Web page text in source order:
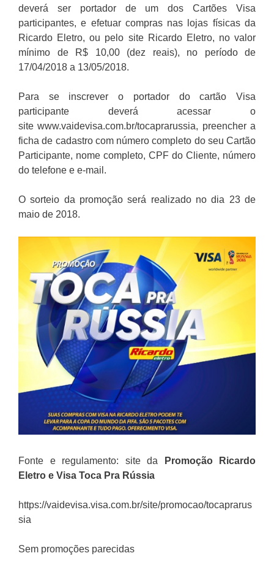
deverá ser portador de um dos Cartões Visa
participantes, e efetuar compras nas lojas físicas da
Ricardo Eletro, ou pelo site Ricardo Eletro, no valor
mínimo de R$ 10,00 (dez reais), no período de
17/04/2018 a 13/05/2018.
Para se inscrever o portador do cartão Visa
participante deverá acessar o
site www.vaidevisa.com.br/tocaprarussia, preencher a
ficha de cadastro com número completo do seu Cartão
Participante, nome completo, CPF do Cliente, número
do telefone e e-mail.
O sorteio da promoção será realizado no dia 23 de
maio de 2018.
Fonte e regulamento: site da Promoção
Ricardo
Eletro e Visa Toca Pra Rússia
https://vaidevisa.visa.com.br/site/promocao/tocaprarus
sia
Sem promoções parecidas